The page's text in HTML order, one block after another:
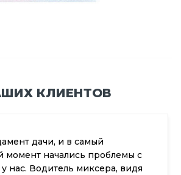
КЛИЕНТОВ
в бане нужна была стяжка, взял
Работал с ним сам,
схватывалось, без комков. Пол